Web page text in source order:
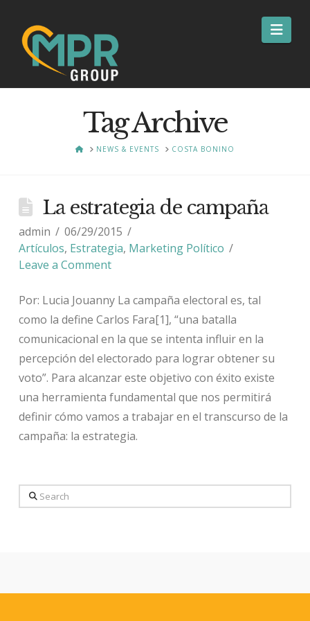
Tag Archive
HOMENEWS & EVENTS COSTA BONINO
La estrategia de campaña
admin
06/29/2015
Artículos, Estrategia, Marketing Político
Leave a Comment
Por: Lucia Jouanny La campaña electoral es, tal
como la define Carlos Fara[1], “una batalla
comunicacional en la que se intenta influir en la
percepción del electorado para lograr obtener su
voto”. Para alcanzar este objetivo con éxito existe
una herramienta fundamental que nos permitirá
definir cómo vamos a trabajar en el transcurso de la
campaña: la estrategia.
Search